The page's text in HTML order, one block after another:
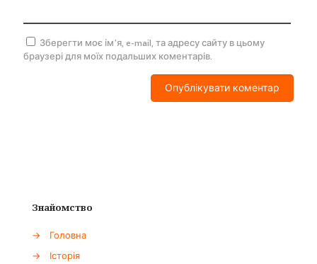
Зберегти моє ім'я, e-mail, та адресу сайту в цьому
браузері для моїх подальших коментарів.
Знайомство
→
Головна
→
Історія